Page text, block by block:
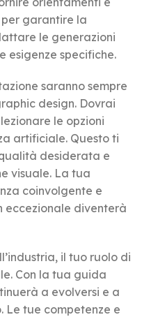
per garantire la
le generazioni
esigenze specifiche.
saranno sempre
design. Dovrai
le opzioni
artificiale. Questo ti
desiderata e
visuale. La tua
coinvolgente e
eccezionale diventerà
il tuo ruolo di
Con la tua guida
a evolversi e a
Le tue competenze e